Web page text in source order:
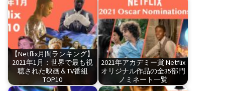
【Netflix月間ランキング】
2021年1月：世界で最も視
聴された映画＆TV番組
TOP10
2021年アカデミー賞 Netflix
オリジナル作品の全35部門
ノミネート一覧